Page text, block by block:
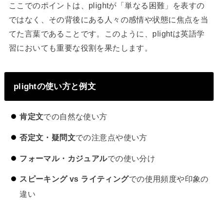
ここでのポイントは、plightが「単なる困難」を表すの
ではなく、その背後にある人々の感情や状態に焦点を当
てた言葉であることです。このように、plightは英語学
習においても重要な役割を果たします。
plightの使い方と例文
肯定文での自然な使い方
否定文・疑問文での注意点や使い方
フォーマル・カジュアルでの使い分け
スピーキング vs ライティングでの使用頻度や印象の
違い